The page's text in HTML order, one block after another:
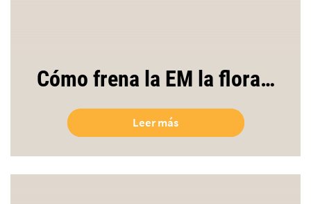
Cómo frena la EM la flora…
Leer más